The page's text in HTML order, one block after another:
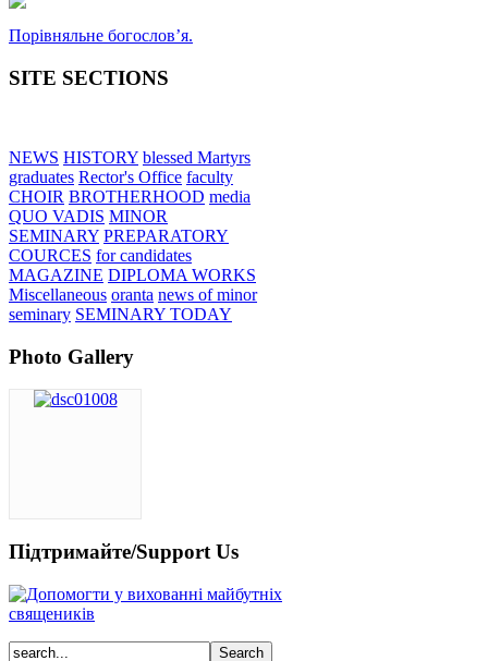
Порівняльне богословʼя.
SITE SECTIONS
NEWS HISTORY blessed Martyrs
graduates Rector's Office faculty
CHOIR BROTHERHOOD media
QUO VADIS MINOR
SEMINARY PREPARATORY
COURCES for candidates
MAGAZINE DIPLOMA WORKS
Miscellaneous oranta news of minor
seminary SEMINARY TODAY
Photo Gallery
Підтримайте/Support Us